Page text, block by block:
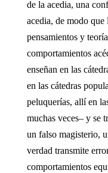
de la acedia, una
acedia, de modo que
pensamientos y
comportamientos
enseñan en las
en las cátedras
peluquerías, allí en
muchas veces– y se
un falso magisterio,
verdad transmite
comportamientos